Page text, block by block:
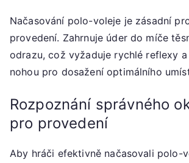
Načasování polo-voleje je zásadní
provedení. Zahrnuje úder do míče
odrazu, což vyžaduje rychlé reflexy
nohou pro dosažení optimálního
Rozpoznání správného
pro provedení
Aby hráči efektivně načasovali polo-